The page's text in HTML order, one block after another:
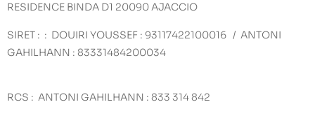
RESIDENCE BINDA D1 20090 AJACCIO
SIRET : : DOUIRI YOUSSEF : 93117422100016 / ANTONI
GAHILHANN : 83331484200034
RCS : ANTONI GAHILHANN : 833 314 842